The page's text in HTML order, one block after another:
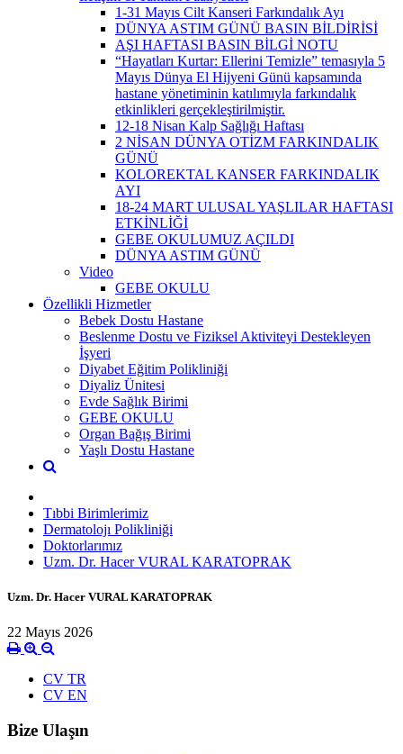
1-31 Mayıs Cilt Kanseri Farkındalık Ayı
DÜNYA ASTIM GÜNÜ BASIN BİLDİRİSİ
AŞI HAFTASI BASIN BİLGİ NOTU
“Hayatları Kurtar: Ellerini Temizle” temasıyla 5
Mayıs Dünya El Hijyeni Günü kapsamında
hastane yönetiminin katılımıyla farkındalık
etkinlikleri gerçekleştirilmiştir.
12-18 Nisan Kalp Sağlığı Haftası
2 NİSAN DÜNYA OTİZM FARKINDALIK
GÜNÜ
KOLOREKTAL KANSER FARKINDALIK
AYI
18-24 MART ULUSAL YAŞLILAR HAFTASI
ETKİNLİĞİ
GEBE OKULUMUZ AÇILDI
DÜNYA ASTIM GÜNÜ
Video
GEBE OKULU
Özellikli Hizmetler
Bebek Dostu Hastane
Beslenme Dostu ve Fiziksel Aktiviteyi Destekleyen
İşyeri
Diyabet Eğitim Polikliniği
Diyaliz Ünitesi
Evde Sağlık Birimi
GEBE OKULU
Organ Bağış Birimi
Yaşlı Dostu Hastane
Tıbbi Birimlerimiz
Dermatolojı Polikliniği
Doktorlarımız
Uzm. Dr. Hacer VURAL KARATOPRAK
Uzm. Dr. Hacer VURAL KARATOPRAK
22 Mayıs 2026
CV TR
CV EN
Bize Ulaşın